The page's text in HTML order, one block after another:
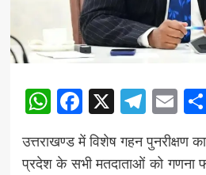
WhatsApp
Facebook
X
उत्तराखण्ड में विशेष गहन पुनरीक्षण
प्रदेश के सभी मतदाताओं को गणना